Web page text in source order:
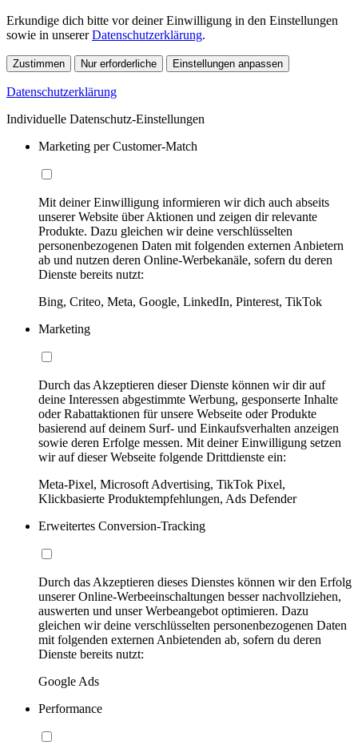
Erkundige dich bitte vor deiner Einwilligung in den Einstellungen
sowie in unsererDatenschutzerklärung.
Zustimmen Nur erforderliche Einstellungen anpassen
Datenschutzerklärung
Individuelle Datenschutz-Einstellungen
Marketing per Customer-Match
Mit deiner Einwilligung informieren wir dich auch abseits
unserer Website über Aktionen und zeigen dir relevante
Produkte. Dazu gleichen wir deine verschlüsselten
personenbezogenen Daten mit folgenden externen Anbietern
ab und nutzen deren Online-Werbekanäle, sofern du deren
Dienste bereits nutzt:
Bing, Criteo, Meta, Google, LinkedIn, Pinterest, TikTok
Marketing
Durch das Akzeptieren dieser Dienste können wir dir auf
deine Interessen abgestimmte Werbung, gesponserte Inhalte
oder Rabattaktionen für unsere Webseite oder Produkte
basierend auf deinem Surf- und Einkaufsverhalten anzeigen
sowie deren Erfolge messen. Mit deiner Einwilligung setzen
wir auf dieser Webseite folgende Drittdienste ein:
Meta-Pixel, Microsoft Advertising, TikTok Pixel,
Klickbasierte Produktempfehlungen, Ads Defender
Erweitertes Conversion-Tracking
Durch das Akzeptieren dieses Dienstes können wir den Erfolg
unserer Online-Werbeeinschaltungen besser nachvollziehen,
auswerten und unser Werbeangebot optimieren. Dazu
gleichen wir deine verschlüsselten personenbezogenen Daten
mit folgenden externen Anbietenden ab, sofern du deren
Dienste bereits nutzt:
Google Ads
Performance